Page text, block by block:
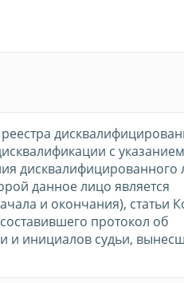
с
дисквалифицированного
данное лицо является
и окончания), статьи
протокол об
и инициалов судьи,